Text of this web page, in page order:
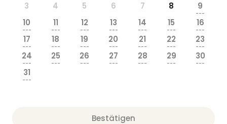
3
4 5 6 7 8 9
---
10
---
11
---
12
---
13
---
14
---
15
---
16
---
17
---
18
---
19
---
20
---
21
---
22
---
23
---
24
---
25
---
26
---
27
---
28
---
29
---
30
---
31
---
Bestätigen